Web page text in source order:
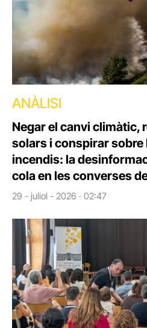
ANÀLISI
Negar el canvi climàtic,
solars i conspirar sobre
incendis: la
cola en les converses
29 - juliol - 2026 · 02:47